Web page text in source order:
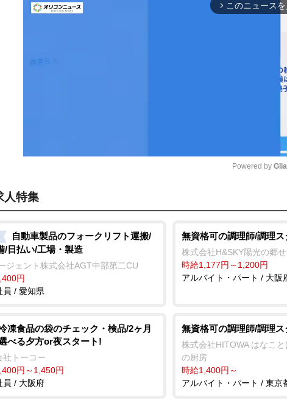
arrow_forward_ios このニュースを
t
e
Powered by
人特集
自動車製品のフォークリフト運搬/
/日払い/工場・製造
ジェント株式会社AGT中部第二CU
円
員 / 愛知県
無資格可の調理師/調理ス
株式会社H&SKY陽光の郷
時給1,177円～1,200円
アルバイト・パート / 大阪
凍食品の袋のチェック・検品/2ヶ月
べる夕方or夜スタート!
社トーコー
円～1,450円
員 / 大阪府
無資格可の調理師/調理ス
株式会社HITOWA はなこ
の厨房
時給1,400円～
アルバイト・パート / 東京